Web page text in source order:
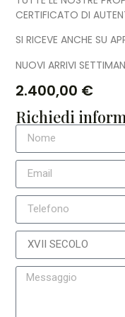
CERTIFICATO DI
SI RICEVE ANCHE SU
NUOVI ARRIVI
2.400,00 €
Richiedi